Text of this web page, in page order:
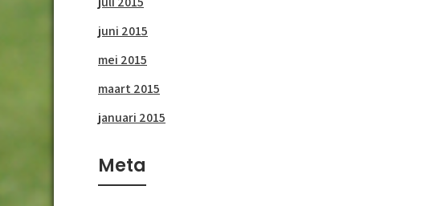
juni 2015
mei 2015
maart 2015
januari 2015
Meta